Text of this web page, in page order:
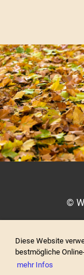
Diese Website
bestmögliche
mehr Infos
©